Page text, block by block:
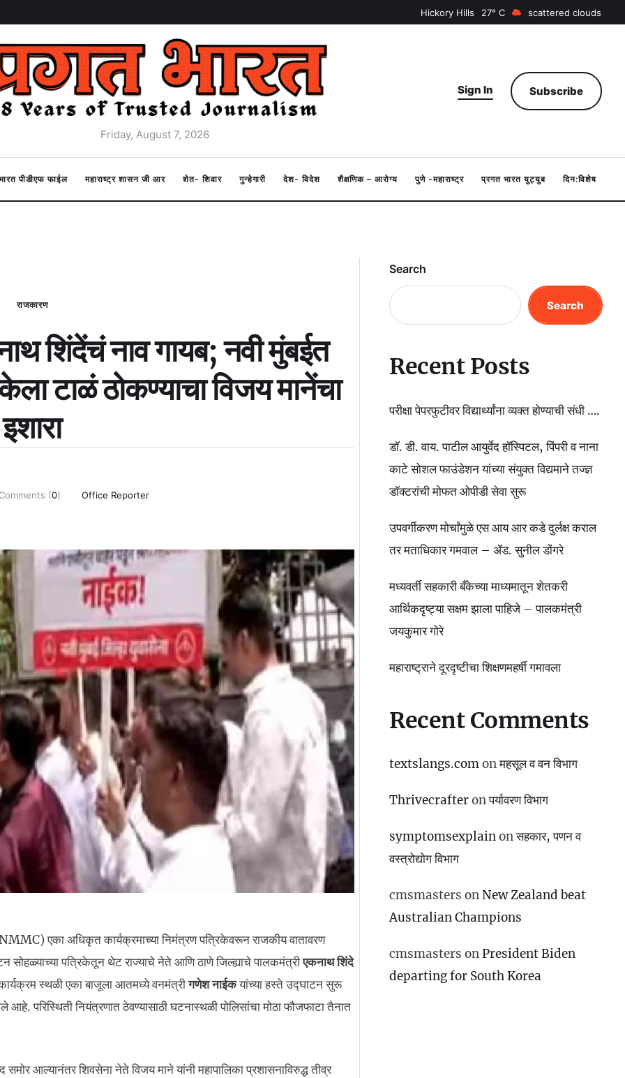
Hickory Hills 27 scattered clouds
Friday, August 7, 2026
Sign In Subscribe
पीडीएफ फाईल महाराष्ट्र शासन जी आर शेत- शिवार गुन्हेगारी देश- विदेश शैक्षणिक – आरोग्य पुणे -महाराष्ट्र प्रगत भारत युट्युब दिन:विशेष
राजकारण
शिंदेंचं नाव गायब; नवी मुंबईत
टाळं ठोकण्याचा विजय मानेंचा
इशारा
(0) Office Reporter
एका अधिकृत कार्यक्रमाच्या निमंत्रण पत्रिकेवरून राजकीय वातावरण
सोहळ्याच्या पत्रिकेतून थेट राज्याचे नेते आणि ठाणे जिल्ह्याचे पालकमंत्रीएकनाथ शिंदे
स्थळी एका बाजूला आतमध्ये वनमंत्रीगणेश नाईकयांच्या हस्ते उद्घाटन सुरू
परिस्थिती नियंत्रणात ठेवण्यासाठी घटनास्थळी पोलिसांचा मोठा फौजफाटा तैनात
समोर आल्यानंतर शिवसेना नेते विजय माने यांनी महापालिका प्रशासनाविरुद्ध तीव्र
Search
Search
Recent Posts
परीक्षा पेपरफुटीवर विद्यार्थ्यांना व्यक्त होण्याची संधी ….
डॉ. डी. वाय. पाटील आयुर्वेद हॉस्पिटल, पिंपरी व नाना
काटे सोशल फाउंडेशन यांच्या संयुक्त विद्यमाने तज्ज्ञ
डॉक्टरांची मोफत ओपीडी सेवा सुरू
उपवर्गीकरण मोर्चांमुळे एस आय आर कडे दुर्लक्ष कराल
तर मताधिकार गमवाल – ॲड. सुनील डोंगरे
मध्यवर्ती सहकारी बँकेच्या माध्यमातून शेतकरी
आर्थिकदृष्ट्या सक्षम झाला पाहिजे – पालकमंत्री
जयकुमार गोरे
महाराष्ट्राने दूरदृष्टीचा शिक्षणमहर्षी गमावला
Recent Comments
textslangs.comonमहसूल व वन विभाग
Thrivecrafteronपर्यावरण विभाग
symptomsexplainonसहकार, पणन व
वस्‍त्रोद्योग विभाग
cmsmasters onNew Zealand beat
Australian Champions
cmsmasters onPresident Biden
departing for South Korea